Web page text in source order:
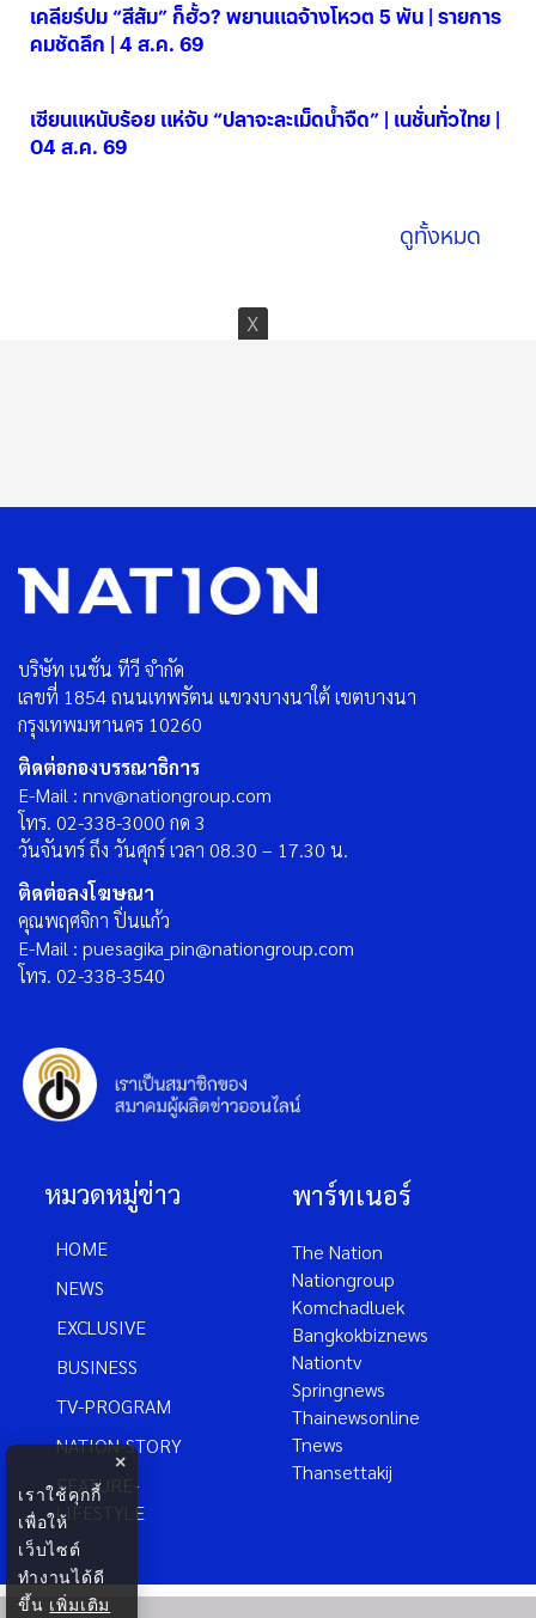
เคลียร์ปม “สีส้ม” ก็ฮั้ว? พยานแฉจ้างโหวต 5 พัน | รายการ
คมชัดลึก | 4 ส.ค. 69
เซียนแหนับร้อย แห่จับ “ปลาจะละเม็ดน้ำจืด” | เนชั่นทั่วไทย |
04 ส.ค. 69
ดูทั้งหมด
บริษัท เนชั่น ทีวี จำกัด
เลขที่ 1854 ถนนเทพรัตน แขวงบางนาใต้ เขตบางนา
กรุงเทพมหานคร 10260
ติดต่อกองบรรณาธิการ
E-Mail : nnv@nationgroup.com
โทร. 02-338-3000 กด 3
วันจันทร์ ถึง วันศุกร์ เวลา 08.30 – 17.30 น.
ติดต่อลงโฆษณา
คุณพฤศจิกา ปิ่นแก้ว
E-Mail : puesagika_pin@nationgroup.com
โทร. 02-338-3540
หมวดหมู่ข่าว
HOME
NEWS
EXCLUSIVE
BUSINESS
TV-PROGRAM
NATION-STORY
FEATURE-
LIFESTYLE
พาร์ทเนอร์
The Nation
Nationgroup
Komchadluek
Bangkokbiznews
Nationtv
Springnews
Thainewsonline
Tnews
Thansettakij
×
เราใช้คุกกี้
เพื่อให้
เว็บไซต์
ทำงานได้ดี
ขึ้น เพิ่มเติม